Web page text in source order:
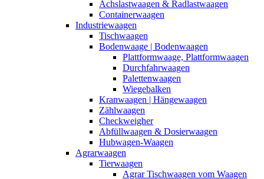
Achslastwaagen & Radlastwaagen
Containerwaagen
Industriewaagen
Tischwaagen
Bodenwaage | Bodenwaagen
Plattformwaage, Plattformwaagen
Durchfahrwaagen
Palettenwaagen
Wiegebalken
Kranwaagen | Hängewaagen
Zählwaagen
Checkweigher
Abfüllwaagen & Dosierwaagen
Hubwagen-Waagen
Agrarwaagen
Tierwaagen
Agrar Tischwaagen vom Waagen